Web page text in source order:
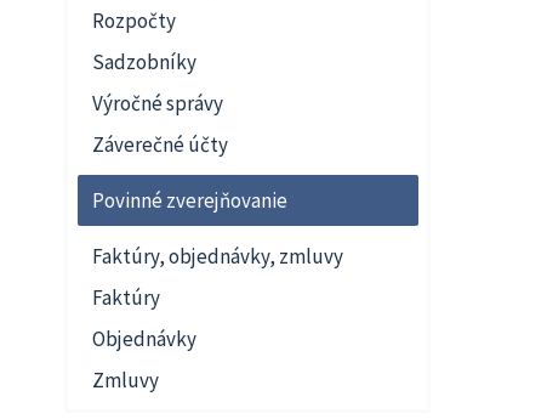
Rozpočty
Sadzobníky
Výročné správy
Záverečné účty
Povinné zverejňovanie
Faktúry, objednávky, zmluvy
Faktúry
Objednávky
Zmluvy